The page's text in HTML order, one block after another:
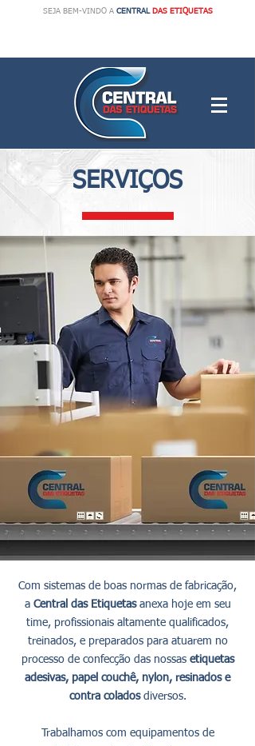
SEJA BEM-VINDO A CENTRAL DAS ETIQUETAS
SERVIÇOS
Com sistemas de boas normas de fabricação,
a Central das Etiquetasanexa hoje em seu
time, profissionais altamente qualificados,
treinados, e preparados para atuarem no
processo de confecção das nossas etiquetas
adesivas, papel couchê, nylon, resinados e
contra coladosdiversos.
Trabalhamos com equipamentos de